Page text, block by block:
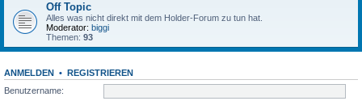
Off Topic
Alles was nicht direkt mit dem Holder-Forum zu tun hat.
Moderator: biggi
Themen: 93
ANMELDEN • REGISTRIEREN
Benutzername: